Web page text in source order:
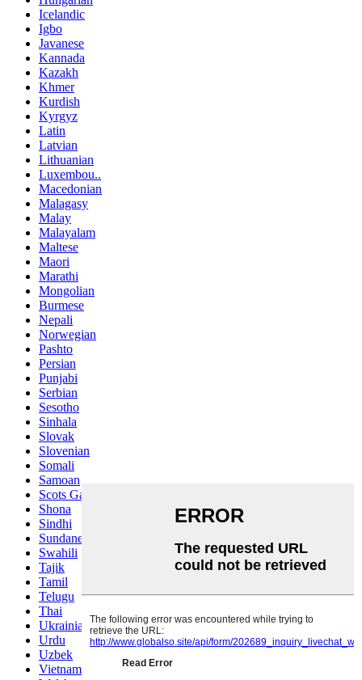
Icelandic
Igbo
Javanese
Kannada
Kazakh
Khmer
Kurdish
Kyrgyz
Latin
Latvian
Lithuanian
Luxembou..
Macedonian
Malagasy
Malay
Malayalam
Maltese
Maori
Marathi
Mongolian
Burmese
Nepali
Norwegian
Pashto
Persian
Punjabi
Serbian
Sesotho
Sinhala
Slovak
Slovenian
Somali
Samoan
Scots Gaelic
Shona
Sindhi
Sundanese
Swahili
Tajik
Tamil
Telugu
Thai
Ukrainian
Urdu
Uzbek
Vietnamese